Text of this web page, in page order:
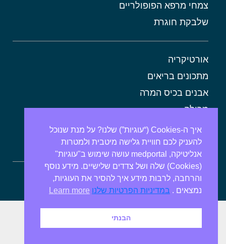
צמחי מרפא הפופולריים
שלבקת חוגרת
אורטיקריה
מתכונים בריאים
אבנים בכיס המרה
מרולה
מורינגה
אלוורה
ספירולינה
איך ה-Cookies (“עוגיות”) שלנו? על מנת שנוכל
להעניק לכם חוויית גלישה מיטבית ולמטרות
אנליטיקה, medportal עושה שימוש ב"עוגיות"
(Cookies) שלה ושל צדדים שלישיים. מידע נוסף
והרחבה, לרבות מידע איך להסיר את העוגיות,
נמצאים . במדיניות הפרטיות שלנו Learn more
הבנתי